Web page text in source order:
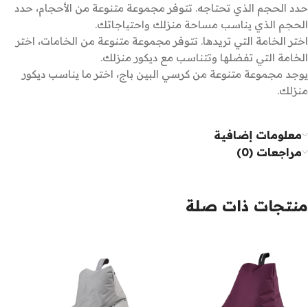
حدد الحجم الذي تحتاجه. تتوفر مجموعة متنوعة من الأحجام، حدد
الحجم الذي يناسب مساحة منزلك واحتياجاتك.
اختر الخامة التي تريدها. تتوفر مجموعة متنوعة من الخامات، اختر
الخامة التي تفضلها وتتناسب مع ديكور منزلك.
يوجد مجموعة متنوعة من كرسي البين باج، اختر ما يناسب ديكور
منزلك.
معلومات إضافية
مراجعات (0)
منتجات ذات صلة